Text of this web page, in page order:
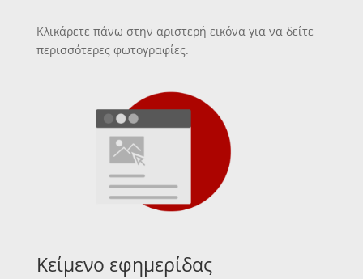
Κλικάρετε πάνω στην αριστερή εικόνα για να δείτε
περισσότερες φωτογραφίες.
Κείμενο εφημερίδας